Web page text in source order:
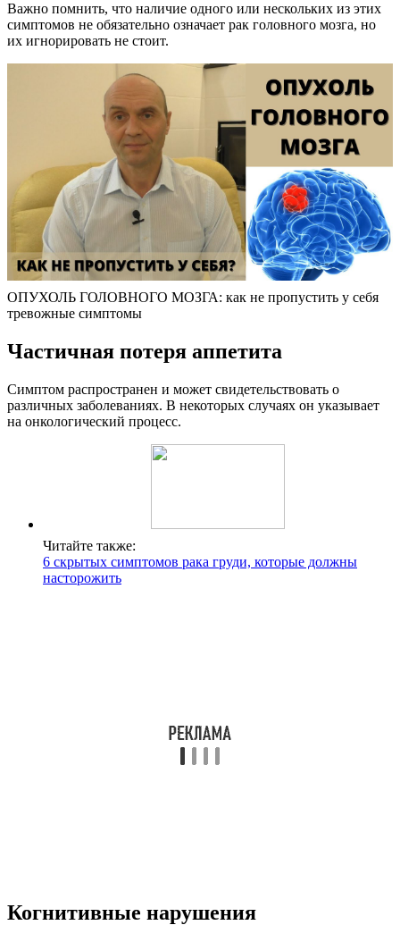
Важно помнить, что наличие одного или нескольких из этих
симптомов не обязательно означает рак головного мозга, но
их игнорировать не стоит.
ОПУХОЛЬ ГОЛОВНОГО МОЗГА: как не пропустить у себя
тревожные симптомы
Частичная потеря аппетита
Симптом распространен и может свидетельствовать о
различных заболеваниях. В некоторых случаях он указывает
на онкологический процесс.
Читайте также:
6 скрытых симптомов рака груди, которые должны
насторожить
Когнитивные нарушения